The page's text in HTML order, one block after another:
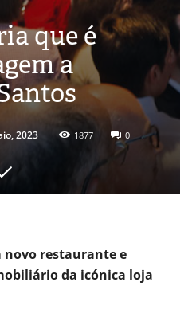
que é
a
2023 1877 0
novo restaurante e
da icónica loja